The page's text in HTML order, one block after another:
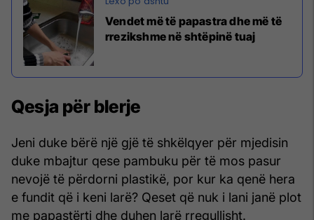
Vendet më të papastra dhe më të
rrezikshme në shtëpinë tuaj
Qesja për blerje
Jeni duke bërë një gjë të shkëlqyer për mjedisin
duke mbajtur qese pambuku për të mos pasur
nevojë të përdorni plastikë, por kur ka qenë hera
e fundit që i keni larë? Qeset që nuk i lani janë plot
me papastërti dhe duhen larë rregullisht.